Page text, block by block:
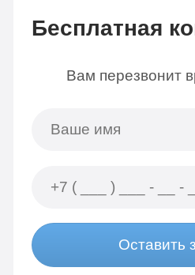
Бесплатная
Вам перезвонит
Оставить